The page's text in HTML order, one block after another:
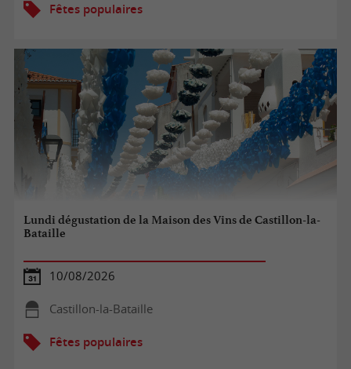
Fêtes populaires
Lundi dégustation de la Maison des Vins de Castillon-la-
Bataille
10/08/2026
Castillon-la-Bataille
Fêtes populaires